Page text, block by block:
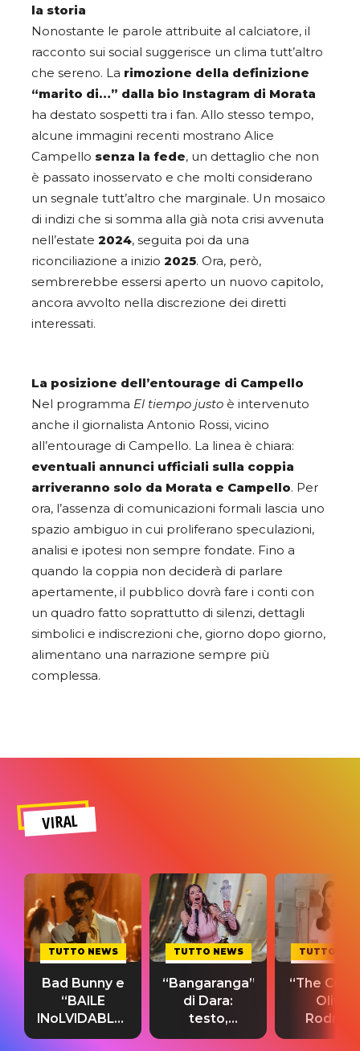
la storia
Nonostante le parole attribuite al calciatore, il
racconto sui social suggerisce un clima tutt’altro
che sereno. La rimozione della definizione
“marito di…” dalla bio Instagram di Morata
ha destato sospetti tra i fan. Allo stesso tempo,
alcune immagini recenti mostrano Alice
Campello senza la fede, un dettaglio che non
è passato inosservato e che molti considerano
un segnale tutt’altro che marginale. Un mosaico
di indizi che si somma alla già nota crisi avvenuta
nell’estate 2024, seguita poi da una
riconciliazione a inizio 2025. Ora, però,
sembrerebbe essersi aperto un nuovo capitolo,
ancora avvolto nella discrezione dei diretti
interessati.
La posizione dell’entourage di Campello
Nel programma El tiempo justo è intervenuto
anche il giornalista Antonio Rossi, vicino
all’entourage di Campello. La linea è chiara:
eventuali annunci ufficiali sulla coppia
arriveranno solo da Morata e Campello. Per
ora, l’assenza di comunicazioni formali lascia uno
spazio ambiguo in cui proliferano speculazioni,
analisi e ipotesi non sempre fondate. Fino a
quando la coppia non deciderà di parlare
apertamente, il pubblico dovrà fare i conti con
un quadro fatto soprattutto di silenzi, dettagli
simbolici e indiscrezioni che, giorno dopo giorno,
alimentano una narrazione sempre più
complessa.
VIRAL
TUTTO NEWS
Bad Bunny e
“BAILE
INoLVIDABLE”:
testo,
TUTTO NEWS
“Bangaranga”
di Dara:
testo,
traduzione e
TUTTO
“The
Olivia
testo,